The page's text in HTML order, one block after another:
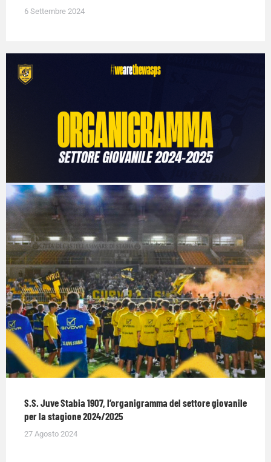
6 Settembre 2024
S.S. Juve Stabia 1907, l’organigramma del settore giovanile
per la stagione 2024/2025
27 Agosto 2024